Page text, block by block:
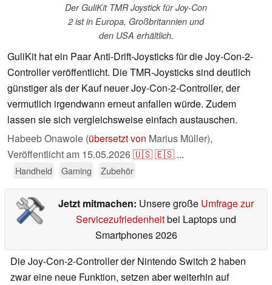
Der GuliKit TMR Joystick für Joy-Con
2 ist in Europa, Großbritannien und
den USA erhältlich.
GuliKit hat ein Paar Anti-Drift-Joysticks für die Joy-Con-2-
Controller veröffentlicht. Die TMR-Joysticks sind deutlich
günstiger als der Kauf neuer Joy-Con-2-Controller, der
vermutlich irgendwann erneut anfallen würde. Zudem
lassen sie sich vergleichsweise einfach austauschen.
Habeeb Onawole (übersetzt von Marius Müller),
Veröffentlicht am 15.05.2026🇺🇸🇪🇸 ...
Handheld Gaming Zubehör
Jetzt mitmachen: Unsere große Umfrage zur
Servicezufriedenheitbei Laptops und
Smartphones 2026
Die Joy-Con-2-Controller der Nintendo Switch 2 haben
zwar eine neue Funktion, setzen aber weiterhin auf